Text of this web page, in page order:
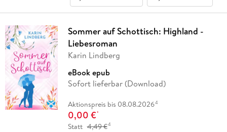
Sommer auf Schottisch: Highland -
Liebesroman
Karin Lindberg
eBook epub
Sofort lieferbar (Download)
Aktionspreis bis 08.08.20264
0,00 €*
Statt 4,49 €4